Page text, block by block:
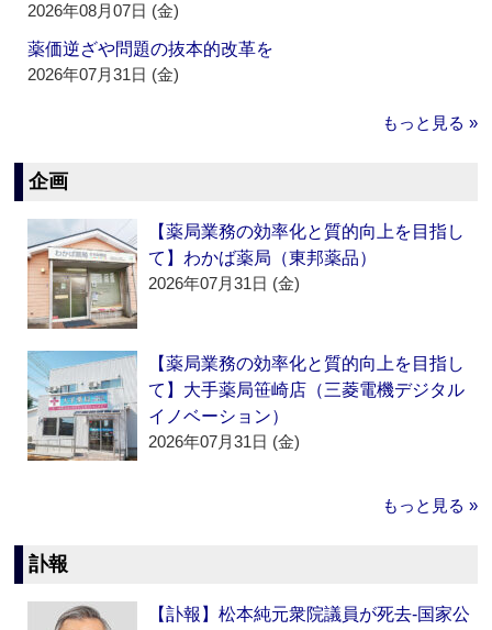
2026年08月07日 (金)
薬価逆ざや問題の抜本的改革を
2026年07月31日 (金)
もっと見る »
企画
【薬局業務の効率化と質的向上を目指し
て】わかば薬局（東邦薬品）
2026年07月31日 (金)
【薬局業務の効率化と質的向上を目指し
て】大手薬局笹崎店（三菱電機デジタル
イノベーション）
2026年07月31日 (金)
もっと見る »
訃報
【訃報】松本純元衆院議員が死去‐国家公